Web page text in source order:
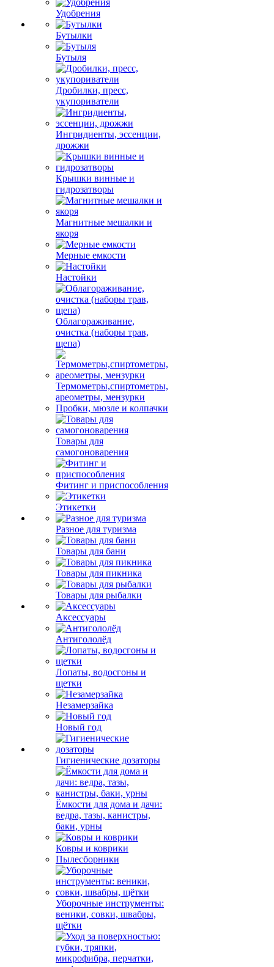
Удобрения
Бутылки
Бутыля
Дробилки, пресс,
укупориватели
Ингридиенты, эссенции,
дрожжи
Крышки винные и
гидрозатворы
Магнитные мешалки и
якоря
Мерные емкости
Настойки
Облагораживание,
очистка (наборы трав,
щепа)
Термометры,спиртометры,
ареометры, мензурки
Пробки, мюзле и колпачки
Товары для
самогоноварения
Фитинг и приспособления
Этикетки
Разное для туризма
Товары для бани
Товары для пикника
Товары для рыбалки
Аксессуары
Антигололёд
Лопаты, водосгоны и
щетки
Незамерзайка
Новый год
Гигиенические дозаторы
Ёмкости для дома и дачи:
ведра, тазы, канистры,
баки, урны
Ковры и коврики
Пылесборники
Уборочные инструменты:
веники, совки, швабры,
щётки